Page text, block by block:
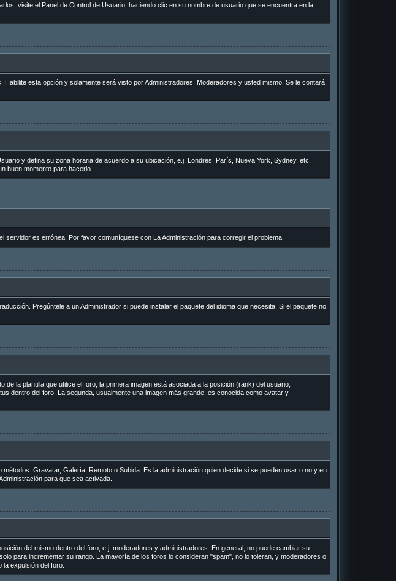
visite el Panel de Control de Usuario; haciendo clic en su nombre de usuario que se encuentra en la
. Habilite esta opción y solamente será visto por Administradores, Moderadores y usted mismo. Se le contará
y defina su zona horaria de acuerdo a su ubicación, e.j. Londres, París, Nueva York, Sydney, etc.
buen momento para hacerlo.
es errónea. Por favor comuníquese con La Administración para corregir el problema.
Pregúntele a un Administrador si puede instalar el paquete del idioma que necesita. Si el paquete no
la plantilla que utilice el foro, la primera imagen está asociada a la posición (rank) del usuario,
dentro del foro. La segunda, usualmente una imagen más grande, es conocida como avatar y
Gravatar, Galería, Remoto o Subida. Es la administración quien decide si se pueden usar o no y en
para que sea activada.
del mismo dentro del foro, e.j. moderadores y administradores. En general, no puede cambiar su
para incrementar su rango. La mayoría de los foros lo consideran "spam", no lo toleran, y moderadores o
expulsión del foro.